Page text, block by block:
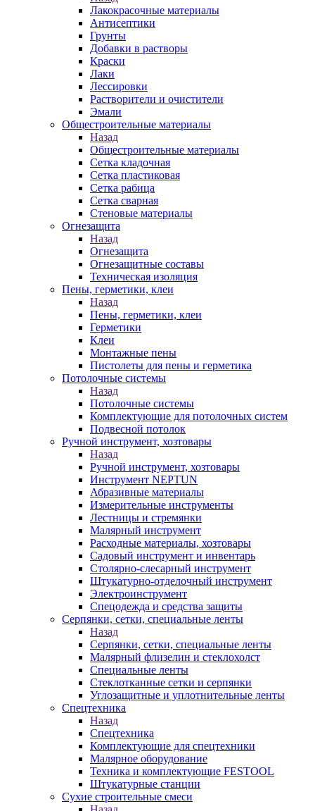
Лакокрасочные материалы
Антисептики
Грунты
Добавки в растворы
Краски
Лаки
Лессировки
Растворители и очистители
Эмали
Общестроительные материалы
Назад
Общестроительные материалы
Сетка кладочная
Сетка пластиковая
Сетка рабица
Сетка сварная
Стеновые материалы
Огнезащита
Назад
Огнезащита
Огнезащитные составы
Техническая изоляция
Пены, герметики, клеи
Назад
Пены, герметики, клеи
Герметики
Клеи
Монтажные пены
Пистолеты для пены и герметика
Потолочные системы
Назад
Потолочные системы
Комплектующие для потолочных систем
Подвесной потолок
Ручной инструмент, хозтовары
Назад
Ручной инструмент, хозтовары
Инструмент NEPTUN
Абразивные материалы
Измерительные инструменты
Лестницы и стремянки
Малярный инструмент
Расходные материалы, хозтовары
Садовый инструмент и инвентарь
Столярно-слесарный инструмент
Штукатурно-отделочный инструмент
Электроинструмент
Спецодежда и средства защиты
Серпянки, сетки, специальные ленты
Назад
Серпянки, сетки, специальные ленты
Малярный флизелин и стеклохолст
Специальные ленты
Стеклотканные сетки и серпянки
Углозащитные и уплотнительные ленты
Спецтехника
Назад
Спецтехника
Комплектующие для спецтехники
Малярное оборудование
Техника и комплектующие FESTOOL
Штукатурные станции
Сухие строительные смеси